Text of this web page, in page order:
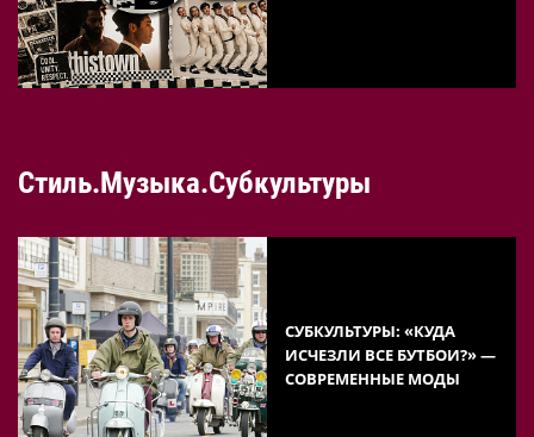
Стиль.Музыка.Субкультуры
СУБКУЛЬТУРЫ: «КУДА
ИСЧЕЗЛИ ВСЕ БУТБОИ?» —
СОВРЕМЕННЫЕ МОДЫ